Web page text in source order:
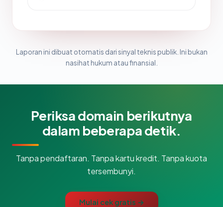
Laporan ini dibuat otomatis dari sinyal teknis publik. Ini bukan
nasihat hukum atau finansial.
Periksa domain berikutnya
dalam beberapa detik.
Tanpa pendaftaran. Tanpa kartu kredit. Tanpa kuota
tersembunyi.
Mulai cek gratis →